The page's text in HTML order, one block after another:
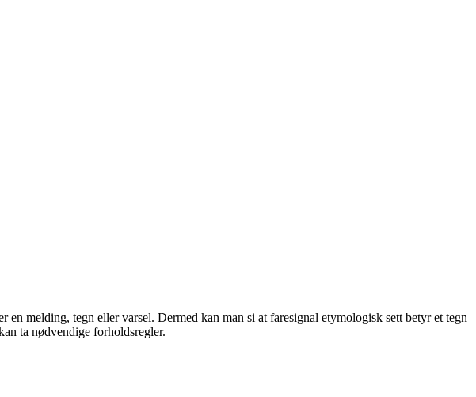
melding, tegn eller varsel. Dermed kan man si at faresignal etymologisk sett betyr et tegn
ta nødvendige forholdsregler.